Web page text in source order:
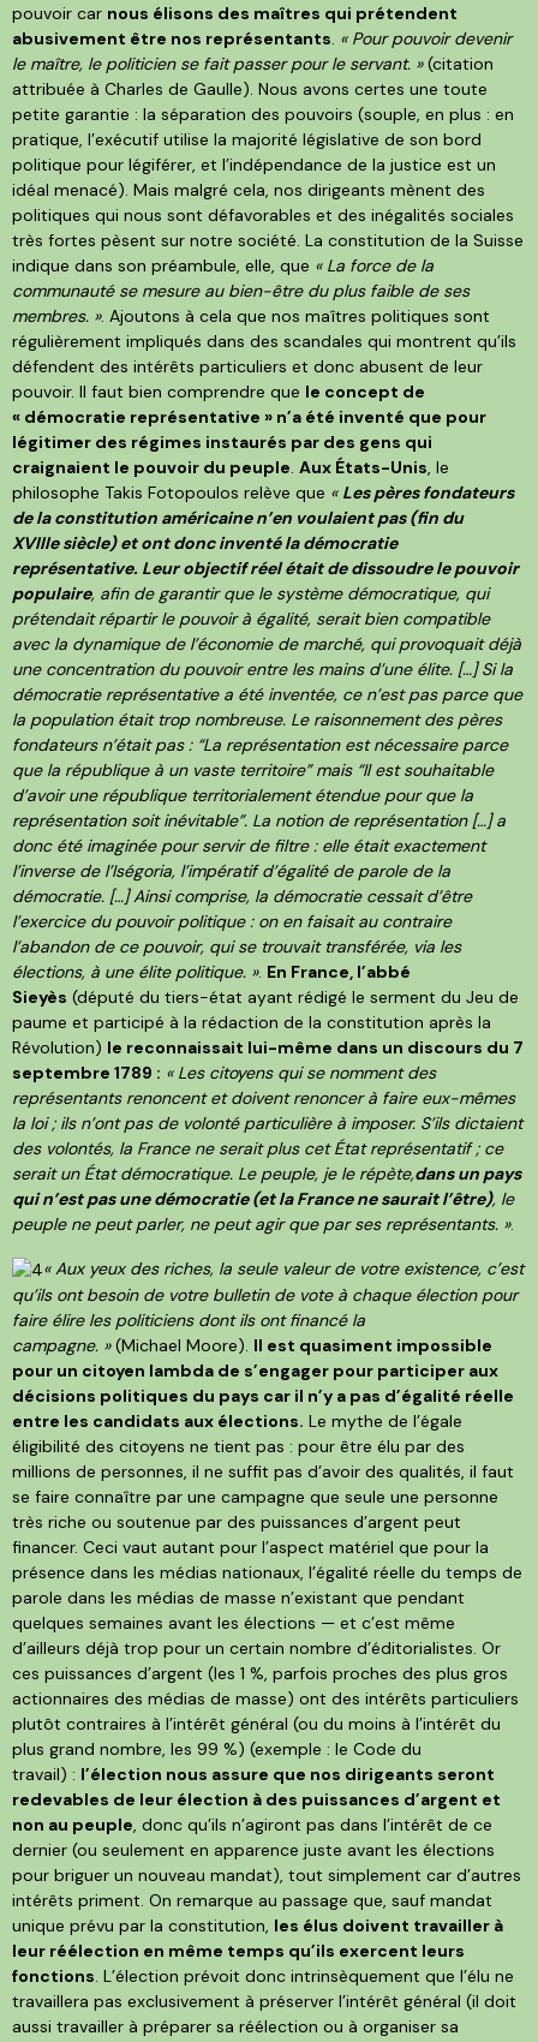
pouvoir car nous élisons des maîtres qui prétendent
abusivement être nos représentants. « Pour pouvoir devenir
le maître, le politicien se fait passer pour le servant. »(citation
attribuée à Charles de Gaulle). Nous avons certes une toute
petite garantie : la séparation des pouvoirs (souple, en plus : en
pratique, l’exécutif utilise la majorité législative de son bord
politique pour légiférer, et l’indépendance de la justice est un
idéal menacé). Mais malgré cela, nos dirigeants mènent des
politiques qui nous sont défavorables et des inégalités sociales
très fortes pèsent sur notre société. La constitution de la Suisse
indique dans son préambule, elle, que « La force de la
communauté se mesure au bien-être du plus faible de ses
membres. ». Ajoutons à cela que nos maîtres politiques sont
régulièrement impliqués dans des scandales qui montrent qu’ils
défendent des intérêts particuliers et donc abusent de leur
pouvoir. Il faut bien comprendre que le concept de
« démocratie représentative » n’a été inventé que pour
légitimer des régimes instaurés par des gens qui
craignaient le pouvoir du peuple. Aux États-Unis, le
philosophe Takis Fotopoulos relève que « Les pères fondateurs
de la constitution américaine n’en voulaient pas (fin du
XVIIIesiècle) et ont donc inventé la démocratie
représentative. Leur objectif réel était de dissoudre le pouvoir
populaire, afin de garantir que le système démocratique, qui
prétendait répartir le pouvoir à égalité, serait bien compatible
avec la dynamique de l’économie de marché, qui provoquait déjà
une concentration du pouvoir entre les mains d’une élite. […] Si la
démocratie représentative a été inventée, ce n’est pas parce que
la population était trop nombreuse. Le raisonnement des pères
fondateurs n’était pas : “La représentation est nécessaire parce
que la république à un vaste territoire” mais “Il est souhaitable
d’avoir une république territorialement étendue pour que la
représentation soit inévitable”. La notion de représentation […] a
donc été imaginée pour servir de filtre : elle était exactement
l’inverse de l’Iségoria, l’impératif d’égalité de parole de la
démocratie. […] Ainsi comprise, la démocratie cessait d’être
l’exercice du pouvoir politique : on en faisait au contraire
l’abandon de ce pouvoir, qui se trouvait transférée, via les
élections, à une élite politique. ». En France, l’abbé
Sieyès (député du tiers-état ayant rédigé le serment du Jeu de
paume et participé à la rédaction de la constitution après la
Révolution) le reconnaissait lui-même dans un discours du 7
septembre 1789 : « Les citoyens qui se nomment des
représentants renoncent et doivent renoncer à faire eux-mêmes
la loi ; ils n’ont pas de volonté particulière à imposer. S’ils dictaient
des volontés, la France ne serait plus cet État représentatif ; ce
serait un État démocratique. Le peuple, je le répète,dans un pays
qui n’est pas une démocratie (et la France ne saurait l’être), le
peuple ne peut parler, ne peut agir que par ses représentants. ».
« Aux yeux des riches, la seule valeur de votre existence, c’est
qu’ils ont besoin de votre bulletin de vote à chaque élection pour
faire élire les politiciens dont ils ont financé la
campagne. »(Michael Moore). Il est quasiment impossible
pour un citoyen lambda de s’engager pour participer aux
décisions politiques du pays car il n’y a pas d’égalité réelle
entre les candidats aux élections. Le mythe de l’égale
éligibilité des citoyens ne tient pas : pour être élu par des
millions de personnes, il ne suffit pas d’avoir des qualités, il faut
se faire connaître par une campagne que seule une personne
très riche ou soutenue par des puissances d’argent peut
financer. Ceci vaut autant pour l’aspect matériel que pour la
présence dans les médias nationaux, l’égalité réelle du temps de
parole dans les médias de masse n’existant que pendant
quelques semaines avant les élections — et c’est même
d’ailleurs déjà trop pour un certain nombre d’éditorialistes. Or
ces puissances d’argent (les 1 %, parfois proches des plus gros
actionnaires des médias de masse) ont des intérêts particuliers
plutôt contraires à l’intérêt général (ou du moins à l’intérêt du
plus grand nombre, les 99 %) (exemple : le Code du
travail) : l’élection nous assure que nos dirigeants seront
redevables de leur élection à des puissances d’argent et
non au peuple, donc qu’ils n’agiront pas dans l’intérêt de ce
dernier (ou seulement en apparence juste avant les élections
pour briguer un nouveau mandat), tout simplement car d’autres
intérêts priment. On remarque au passage que, sauf mandat
unique prévu par la constitution, les élus doivent travailler à
leur réélection en même temps qu’ils exercent leurs
fonctions. L’élection prévoit donc intrinsèquement que l’élu ne
travaillera pas exclusivement à préserver l’intérêt général (il doit
aussi travailler à préparer sa réélection ou à organiser sa